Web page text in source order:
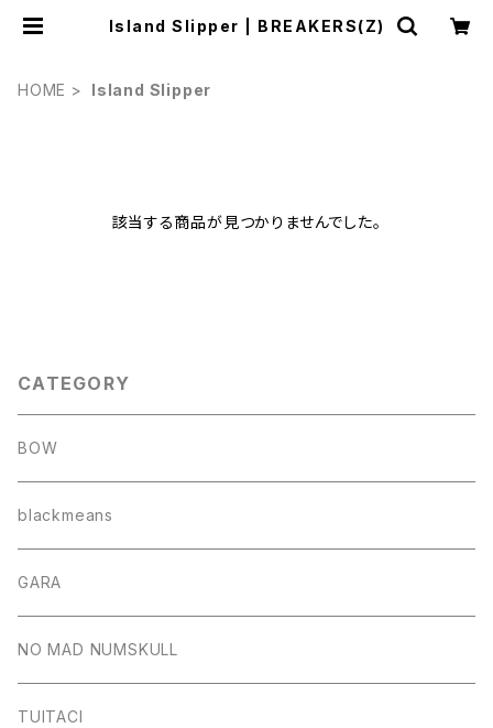
Island Slipper | BREAKERS(Z)
HOME Island Slipper
該当する商品が見つかりませんでした。
CATEGORY
BOW
blackmeans
GARA
NO MAD NUMSKULL
TUITACI